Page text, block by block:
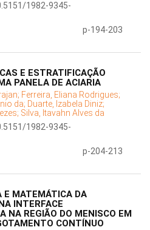
1982-9345-
p-194-203
E ESTRATIFICAÇÃO
PANELA DE ACIARIA
Ferreira, Eliana Rodrigues;
da; Duarte, Izabela Diniz;
Silva, Itavahn Alves da
1982-9345-
p-204-213
E MATEMÁTICA DA
INTERFACE
NA REGIÃO DO MENISCO EM
CONTÍNUO